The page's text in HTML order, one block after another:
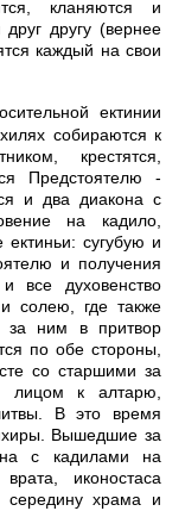
кланяются и
другу (вернее
каждый на свои
ектинии
собираются к
крестятся,
Предстоятелю -
и два диакона с
на кадило,
сугубую и
и получения
все духовенство
солею, где также
за ним в притвор
по обе стороны,
со старшими за
лицом к алтарю,
В это время
Вышедшие за
с кадилами на
иконостаса
храма и